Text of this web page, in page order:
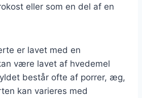
eller som en del af en
er lavet med en
være lavet af hvedemel
består ofte af porrer, æg,
kan varieres med